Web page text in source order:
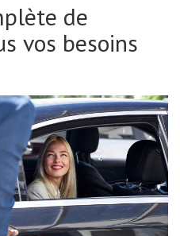
de
vos besoins